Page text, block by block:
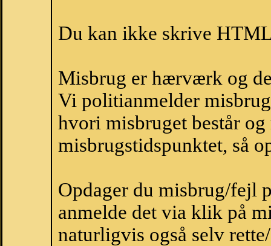
Du kan ikke skrive
Misbrug er hærværk og
Vi politianmelder
hvori misbruget består
misbrugstidspunktet, så
Opdager du misbrug/fejl
anmelde det via klik på
naturligvis også selv